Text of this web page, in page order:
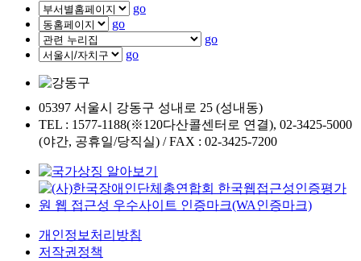
go
go
go
go
05397 서울시 강동구 성내로 25 (성내동)
TEL : 1577-1188(※120다산콜센터로 연결), 02-3425-5000
(야간, 공휴일/당직실) / FAX : 02-3425-7200
개인정보처리방침
저작권정책